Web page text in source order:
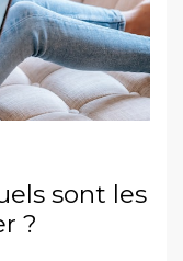
sont les
?